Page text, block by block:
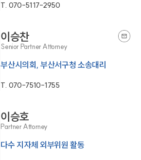
T. 070-5117-2950
이승찬
Senior Partner Attorney
부산시의회, 부산서구청 소송대리
T. 070-7510-1755
이승호
Partner Attorney
다수 지자체 외부위원 활동